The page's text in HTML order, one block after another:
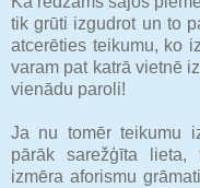
tik grūti izgudrot un to
atcerēties teikumu, ko
varam pat katrā vietnē
vienādu paroli!
Ja nu tomēr teikumu
pārāk sarežģīta lieta,
izmēra aforismu